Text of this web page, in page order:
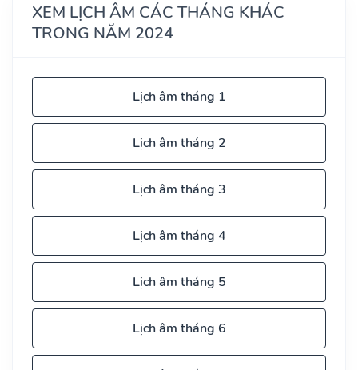
XEM LỊCH ÂM CÁC THÁNG KHÁC
TRONG NĂM 2024
Lịch âm tháng 1
Lịch âm tháng 2
Lịch âm tháng 3
Lịch âm tháng 4
Lịch âm tháng 5
Lịch âm tháng 6